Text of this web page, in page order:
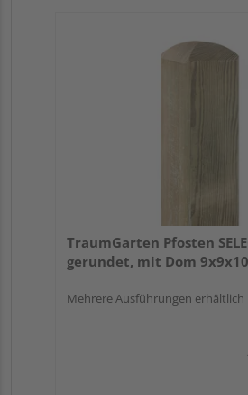
TraumGarten Pfosten
gerundet, mit Dom
Mehrere Ausführungen erhältlich